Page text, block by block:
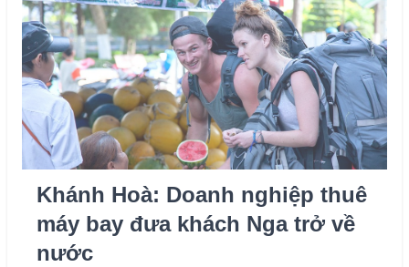
Khánh Hoà: Doanh nghiệp thuê
máy bay đưa khách Nga trở về
nước